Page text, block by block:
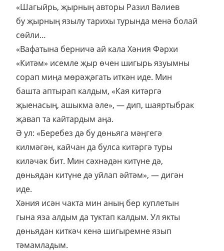
«Шагыйрь, җырның авторы Разил Вәлиев
бу җырның язылу тарихы турында менә болай
сөйли…
«Вафатына берничә ай кала Хәния Фәрхи
«Китәм» исемле җыр өчен шигырь язуымны
сорап миңа мөрәҗәгать иткән иде. Мин
башта аптырап калдым, «Кая китәргә
җыенасың, ашыкма әле», — дип, шаяртыбрак
җавап та кайтардым аңа.
Ә ул: «Беребез дә бу дөньяга мәңгегә
килмәгән, кайчан да булса китәргә туры
киләчәк бит. Мин сәхнәдән китүне дә,
дөньядан китүне дә уйлап әйтәм», — дигән
иде.
Хәния исән чакта мин аның бер куплетын
гына яза алдым да туктап калдым. Ул якты
дөньядан киткәч кенә шигыремне язып
тәмамладым.